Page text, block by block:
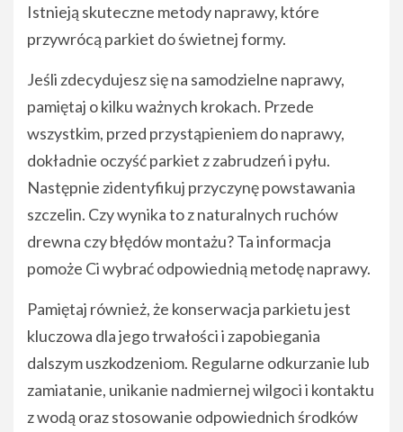
Istnieją skuteczne metody naprawy, które
przywrócą parkiet do świetnej formy.
Jeśli zdecydujesz się na samodzielne naprawy,
pamiętaj o kilku ważnych krokach. Przede
wszystkim, przed przystąpieniem do naprawy,
dokładnie oczyść parkiet z zabrudzeń i pyłu.
Następnie zidentyfikuj przyczynę powstawania
szczelin. Czy wynika to z naturalnych ruchów
drewna czy błędów montażu? Ta informacja
pomoże Ci wybrać odpowiednią metodę naprawy.
Pamiętaj również, że konserwacja parkietu jest
kluczowa dla jego trwałości i zapobiegania
dalszym uszkodzeniom. Regularne odkurzanie lub
zamiatanie, unikanie nadmiernej wilgoci i kontaktu
z wodą oraz stosowanie odpowiednich środków